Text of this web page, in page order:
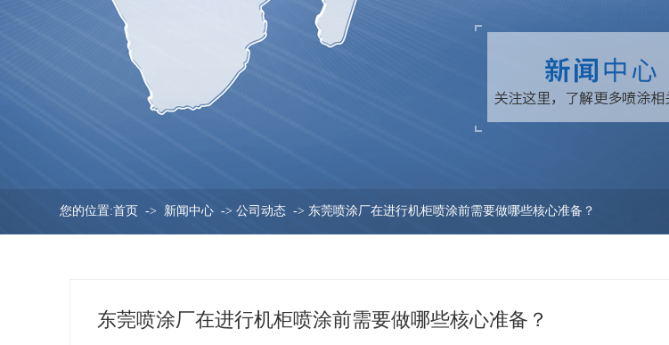
您的位置:首页 -> 新闻中心 ->公司动态 -> 东莞喷涂厂在进行机柜喷涂前需要做哪些核心准备？
东莞喷涂厂在进行机柜喷涂前需要做哪些核心准备？